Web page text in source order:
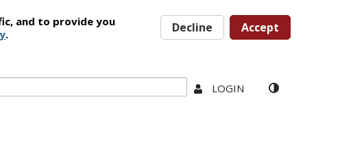
and to provide you
. Decline Accept
LOGIN